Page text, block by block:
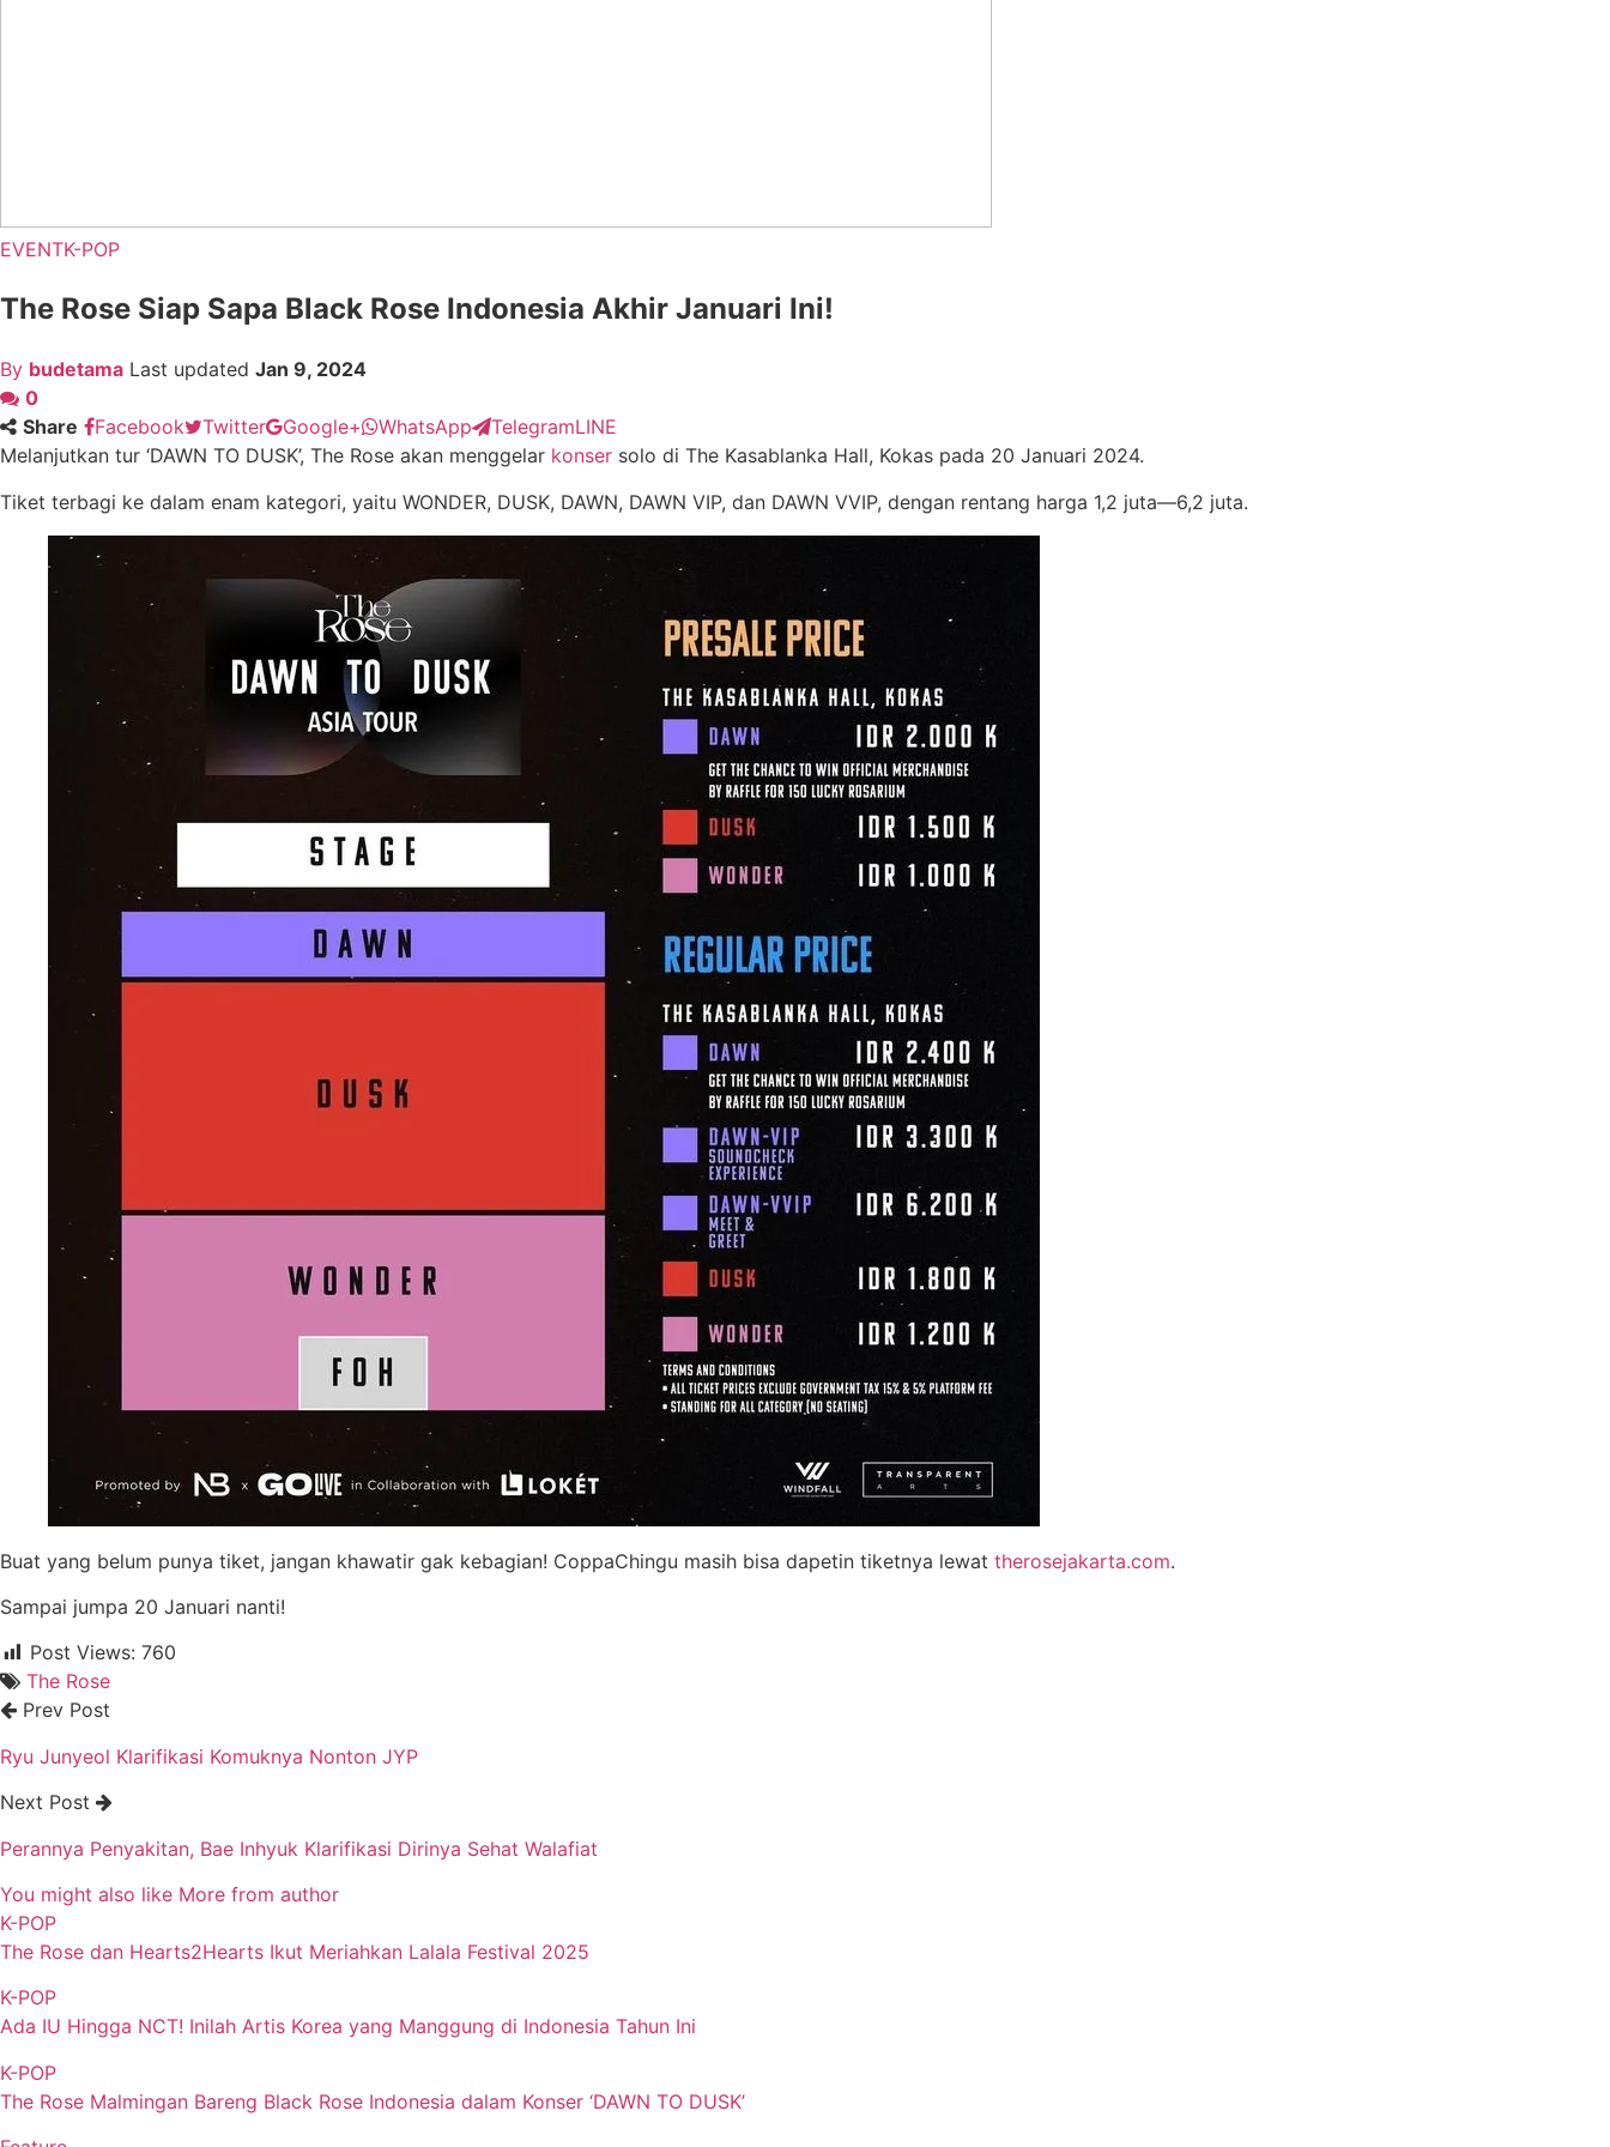
EVENTK-POP
The Rose Siap Sapa Black Rose Indonesia Akhir Januari Ini!
By budetama Last updated Jan 9, 2024
0
Share
Facebook Twitter Google+ WhatsApp TelegramLINE
Melanjutkan tur ‘DAWN TO DUSK’, The Rose akan menggelar konser solo di The Kasablanka Hall, Kokas pada 20 Januari 2024.
Tiket terbagi ke dalam enam kategori, yaitu WONDER, DUSK, DAWN, DAWN VIP, dan DAWN VVIP, dengan rentang harga 1,2 juta—6,2 juta.
Buat yang belum punya tiket, jangan khawatir gak kebagian! CoppaChingu masih bisa dapetin tiketnya lewat therosejakarta.com.
Sampai jumpa 20 Januari nanti!
Post Views: 760
The Rose
Prev Post
Ryu Junyeol Klarifikasi Komuknya Nonton JYP
Next Post
Perannya Penyakitan, Bae Inhyuk Klarifikasi Dirinya Sehat Walafiat
You might also like More from author
K-POP
The Rose dan Hearts2Hearts Ikut Meriahkan Lalala Festival 2025
K-POP
Ada IU Hingga NCT! Inilah Artis Korea yang Manggung di Indonesia Tahun Ini
K-POP
The Rose Malmingan Bareng Black Rose Indonesia dalam Konser ‘DAWN TO DUSK’